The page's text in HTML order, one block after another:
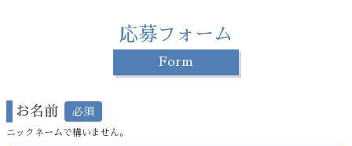
応募フォーム
Form
お名前
ニックネームで構いません。